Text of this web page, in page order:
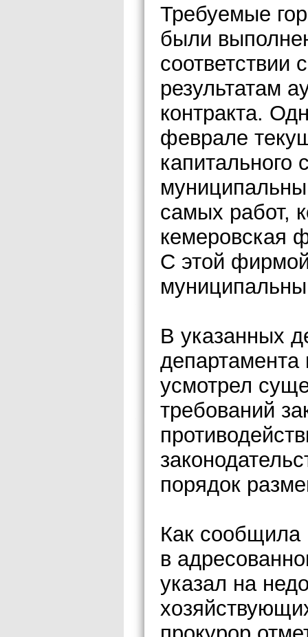
Требуемые
были
соответствии
результатам
контракта.
феврале
капитального
самых работ,
кемеровская
С этой
В указанных
департамента
усмотрел
требований
порядок
Как
в
указал на